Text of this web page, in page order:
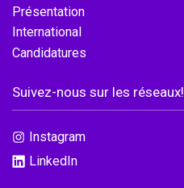
Présentation
International
Candidatures
Suivez-nous sur les réseaux!
Instagram
LinkedIn